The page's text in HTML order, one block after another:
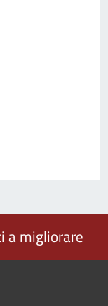
a migliorare